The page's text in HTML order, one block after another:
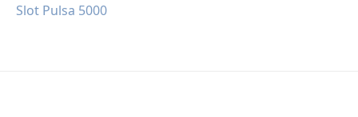
Slot Pulsa 5000